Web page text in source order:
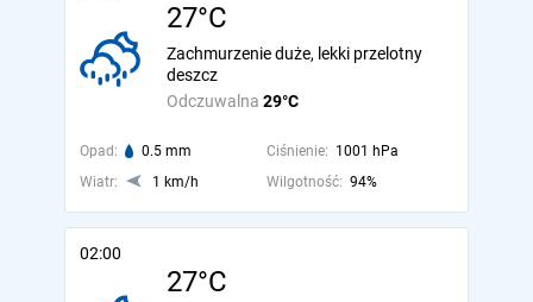
27°C
Odczuwalna 29°C
Zachmurzenie duże, lekki przelotny
deszcz
Opad: 0.5 mm Ciśnienie: 1001 hPa
Wiatr:
1 km/h Wilgotność: 94%
02:00
27°C